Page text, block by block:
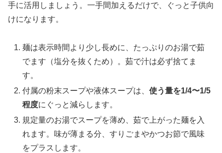
手に活用しましょう。一手間加えるだけで、ぐっと子供向
けになります。
麺は表示時間より少し長めに、たっぷりのお湯で茹
でます（塩分を抜くため）。茹で汁は必ず捨てま
す。
付属の粉末スープや液体スープは、使う量を1/4〜1/5
程度にぐっと減らします。
規定量のお湯でスープを薄め、茹で上がった麺を入
れます。味が薄まる分、すりごまやかつお節で風味
をプラスします。